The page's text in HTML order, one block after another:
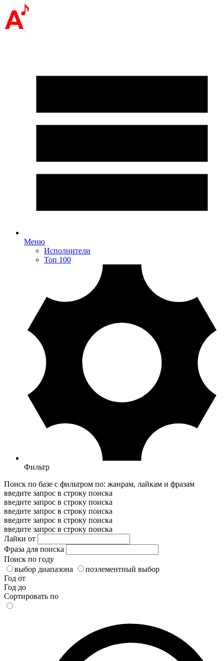
Меню
Исполнители
Топ 100
Фильтр
Поиск по базе с фильтром по: жанрам, лайкам и фразам
введите запрос в строку поиска
введите запрос в строку поиска
введите запрос в строку поиска
введите запрос в строку поиска
введите запрос в строку поиска
Лайки от
Фраза для поиска
Поиск по году
выбор диапазона
поэлементный выбор
Год от
Год до
Сортировать по